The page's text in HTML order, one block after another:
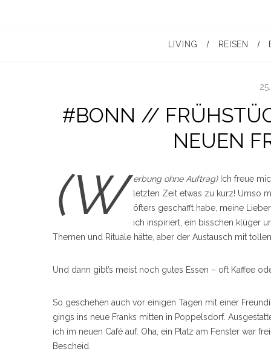
LIVING REISEN
#BONN //
NEUEN
(W erbung ohne Auftrag)Ich freue
letzten Zeit etwas zu kurz! Umso
öfters geschafft habe, meine
ich inspiriert, ein bisschen klüger
Themen und Rituale hätte, aber der Austausch mit
Und dann gibt’s meist noch gutes Essen – oft Kaffee
So geschehen auch vor einigen Tagen mit einer
gings ins neue Franks mitten in Poppelsdorf.
ich im neuen Café auf. Oha, ein Platz am Fenster war
Bescheid.